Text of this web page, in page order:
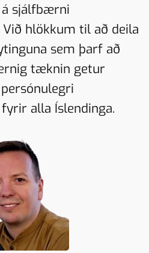
sjálfbærni
hlökkum til að deila
sem þarf að
tæknin getur
alla Íslendinga.